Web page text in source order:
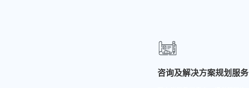
咨询及解决方案规划服务